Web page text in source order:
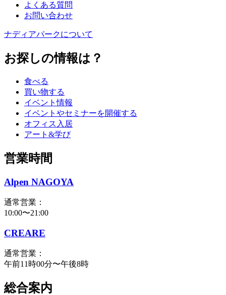
よくある質問
お問い合わせ
ナディアパークについて
お探しの情報は？
食べる
買い物する
イベント情報
イベントやセミナーを開催する
オフィス入居
アート&学び
営業時間
Alpen NAGOYA
通常営業：
10:00〜21:00
CREARE
通常営業：
午前11時00分〜午後8時
総合案内